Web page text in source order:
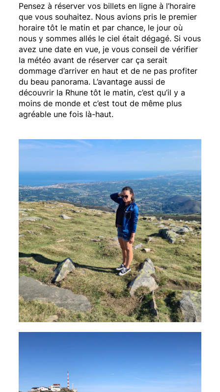
Pensez à réserver vos billets en ligne à l’horaire
que vous souhaitez. Nous avions pris le premier
horaire tôt le matin et par chance, le jour où
nous y sommes allés le ciel était dégagé. Si vous
avez une date en vue, je vous conseil de vérifier
la météo avant de réserver car ça serait
dommage d’arriver en haut et de ne pas profiter
du beau panorama. L’avantage aussi de
découvrir la Rhune tôt le matin, c’est qu’il y a
moins de monde et c’est tout de même plus
agréable une fois là-haut.